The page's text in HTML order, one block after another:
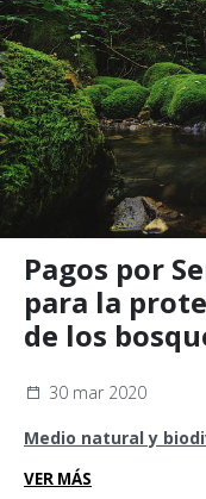
Pagos por
para la
de los
30 mar 2020
Medio natural y
climático
VER MÁS